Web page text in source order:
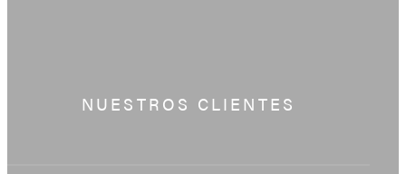
NUESTROS CLIENTES